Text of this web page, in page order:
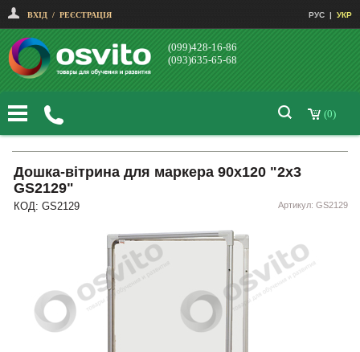
ВХІД / РЕЄСТРАЦІЯ РУС | УКР
(099)428-16-86
(093)635-65-68
(0)
Дошка-вітрина для маркера 90х120 "2х3
GS2129"
КОД: GS2129 Артикул: GS2129